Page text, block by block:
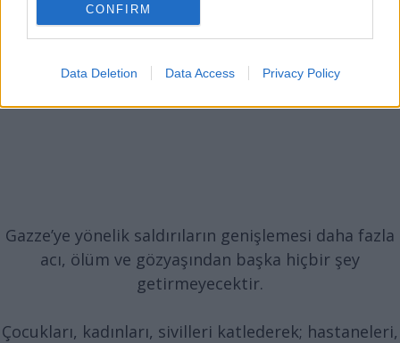
CONFIRM
Data Deletion Data Access Privacy Policy
Gazze’ye yönelik saldırıların genişlemesi daha fazla
acı, ölüm ve gözyaşından başka hiçbir şey
getirmeyecektir.
Çocukları, kadınları, sivilleri katlederek; hastaneleri,